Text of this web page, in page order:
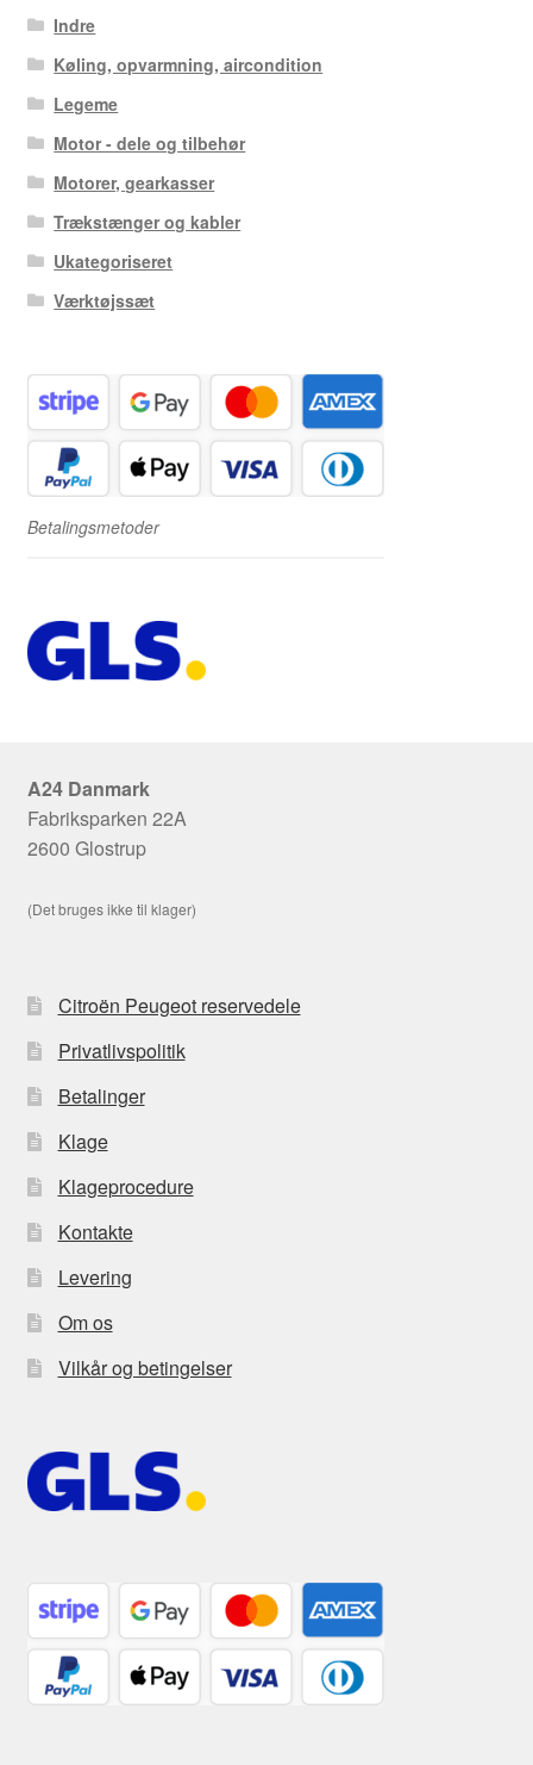
Indre
Køling, opvarmning, aircondition
Legeme
Motor - dele og tilbehør
Motorer, gearkasser
Trækstænger og kabler
Ukategoriseret
Værktøjssæt
Betalingsmetoder
A24 Danmark
Fabriksparken 22A
2600 Glostrup
(Det bruges ikke til klager)
Citroën Peugeot reservedele
Privatlivspolitik
Betalinger
Klage
Klageprocedure
Kontakte
Levering
Om os
Vilkår og betingelser